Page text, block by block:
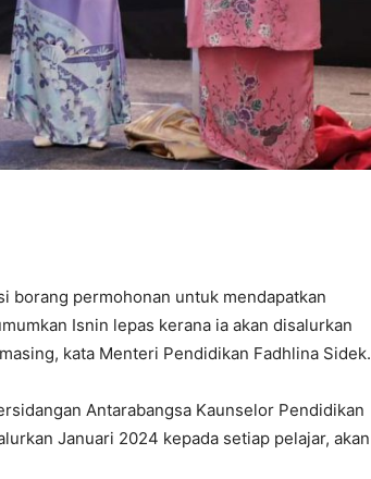
borang permohonan untuk mendapatkan
Isnin lepas kerana ia akan disalurkan
kata Menteri Pendidikan Fadhlina Sidek.
Antarabangsa Kaunselor Pendidikan
Januari 2024 kepada setiap pelajar, akan